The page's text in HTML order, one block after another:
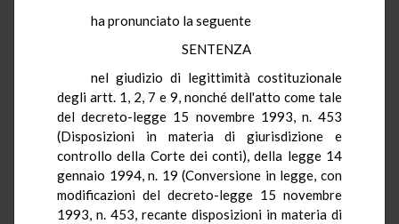
ha pronunciato la seguente
SENTENZA
nel giudizio di legittimità costituzionale
degli artt. 1, 2, 7 e 9, nonché dell'atto come tale
del decreto-legge 15 novembre 1993, n. 453
(Disposizioni in materia di giurisdizione e
controllo della Corte dei conti), della legge 14
gennaio 1994, n. 19 (Conversione in legge, con
modificazioni del decreto-legge 15 novembre
1993, n. 453, recante disposizioni in materia di